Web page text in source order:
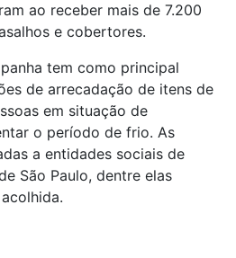
ao receber mais de 7.200
e cobertores.
tem como principal
de arrecadação de itens de
em situação de
o período de frio. As
a entidades sociais de
São Paulo, dentre elas